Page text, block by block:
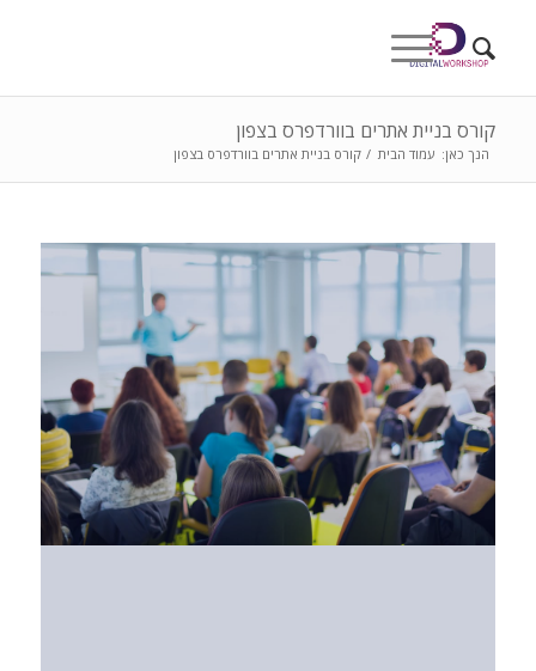
קורס בניית אתרים בוורדפרס בצפון
הנך כאן: עמוד הבית / קורס בניית אתרים בוורדפרס בצפון